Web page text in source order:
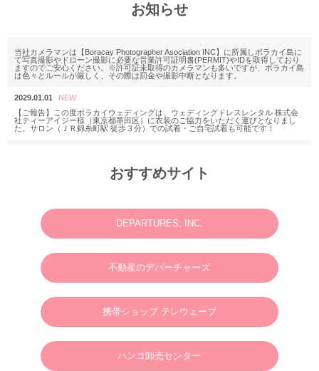
お知らせ
当社カメラマンは【Boracay Photographer Asociation INC】に所属しボラカイ島に
て写真撮影やドローン撮影に必要な営業許可証明書(PERMIT)やIDを取得しており
ますのでご安心ください。※許可証未取得のカメラマンも多いですが、ボラカイ島
は色々とルールが厳しく、その際は罰金や撮影中断となります。
2029.01.01
【ご報告】この度ボラカイウェディングは、ウェディングドレスレンタル 株式会
社ティーアイジー様（東京都墨田区）に衣装のご協力をいただく運びとなりまし
た。サロン（ＪＲ錦糸町駅 徒歩３分）での試着・ご自宅試着も可能です！
M様 2025年12月or2026年2月
ウェディングフォトお問い合わせありがとうございます。
N様 2025年7月 ウェディングフォト・動画・ドローンご予約ありがとうございま
M様 2025年4月 ウェディングフォトお問い合わせありがとうございます。
英語やタガログ語を話せる方向けプラン【 カメラマン＆ヘアメイクのみの手配と
なりますので、衣装などは全てお客様でご用意ください。128,000円(税別)】
新年のご挨拶
謹んで新年のご挨拶を申し上げます。
旧年中は格別のご支援、ご愛顧を賜り、心より御礼申し上げます。
おすすめサイト
DEPARTURES, INC.
不動産のデパーチャーズ
携帯ショップ テレウェーブ
ハンコ卸売センター